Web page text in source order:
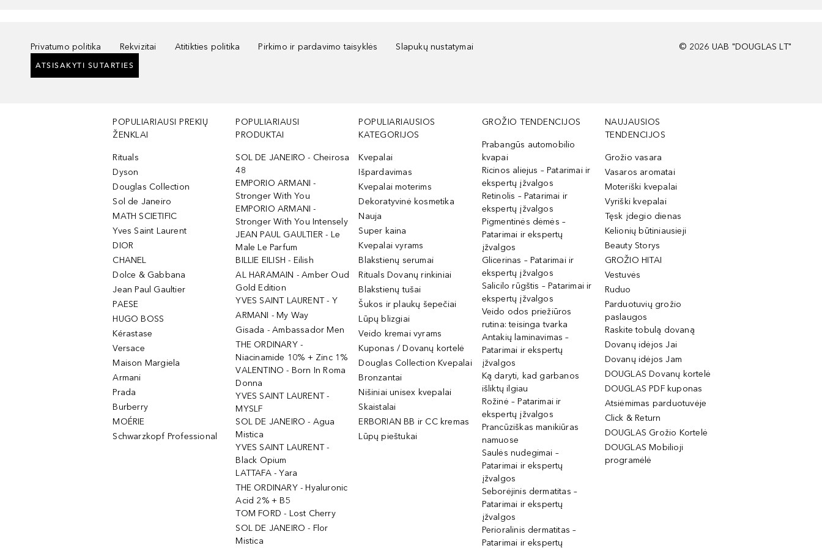
Privatumo politika Rekvizitai Atitikties politika Pirkimo ir pardavimo taisyklės Slapukų nustatymai
ATSISAKYTI SUTARTIES
© 2026 UAB "DOUGLAS LT"
POPULIARIAUSI PREKIŲ
ŽENKLAI
Rituals
Dyson
Douglas Collection
Sol de Janeiro
MATH SCIETIFIC
Yves Saint Laurent
DIOR
CHANEL
Dolce & Gabbana
Jean Paul Gaultier
PAESE
HUGO BOSS
Kérastase
Versace
Maison Margiela
Armani
Prada
Burberry
MOÉRIE
Schwarzkopf Professional
POPULIARIAUSI
PRODUKTAI
SOL DE JANEIRO - Cheirosa
48
EMPORIO ARMANI -
Stronger With You
EMPORIO ARMANI -
Stronger With You Intensely
JEAN PAUL GAULTIER - Le
Male Le Parfum
BILLIE EILISH - Eilish
AL HARAMAIN - Amber Oud
Gold Edition
YVES SAINT LAURENT - Y
ARMANI - My Way
Gisada - Ambassador Men
THE ORDINARY -
Niacinamide 10% + Zinc 1%
VALENTINO - Born In Roma
Donna
YVES SAINT LAURENT -
MYSLF
SOL DE JANEIRO - Agua
Mistica
YVES SAINT LAURENT -
Black Opium
LATTAFA - Yara
THE ORDINARY - Hyaluronic
Acid 2% + B5
TOM FORD - Lost Cherry
SOL DE JANEIRO - Flor
Mistica
POPULIARIAUSIOS
KATEGORIJOS
Kvepalai
Išpardavimas
Kvepalai moterims
Dekoratyvinė kosmetika
Nauja
Super kaina
Kvepalai vyrams
Blakstienų serumai
Rituals Dovanų rinkiniai
Blakstienų tušai
Šukos ir plaukų šepečiai
Lūpų blizgiai
Veido kremai vyrams
Kuponas / Dovanų kortelė
Douglas Collection Kvepalai
Bronzantai
Nišiniai unisex kvepalai
Skaistalai
ERBORIAN BB ir CC kremas
Lūpų pieštukai
GROŽIO TENDENCIJOS
Prabangūs automobilio
kvapai
Ricinos aliejus – Patarimai ir
ekspertų įžvalgos
Retinolis – Patarimai ir
ekspertų įžvalgos
Pigmentinės dėmės –
Patarimai ir ekspertų
įžvalgos
Glicerinas – Patarimai ir
ekspertų įžvalgos
Salicilo rūgštis – Patarimai ir
ekspertų įžvalgos
Veido odos priežiūros
rutina: teisinga tvarka
Antakių laminavimas –
Patarimai ir ekspertų
įžvalgos
Ką daryti, kad garbanos
išliktų ilgiau
Rožinė – Patarimai ir
ekspertų įžvalgos
Prancūziškas manikiūras
namuose
Saulės nudegimai –
Patarimai ir ekspertų
įžvalgos
Seborėjinis dermatitas –
Patarimai ir ekspertų
įžvalgos
Perioralinis dermatitas –
Patarimai ir ekspertų
NAUJAUSIOS
TENDENCIJOS
Grožio vasara
Vasaros aromatai
Moteriški kvepalai
Vyriški kvepalai
Tęsk įdegio dienas
Kelionių būtiniausieji
Beauty Storys
GROŽIO HITAI
Vestuvės
Ruduo
Parduotuvių grožio
paslaugos
Raskite tobulą dovaną
Dovanų idėjos Jai
Dovanų idėjos Jam
DOUGLAS Dovanų kortelė
DOUGLAS PDF kuponas
Atsiėmimas parduotuvėje
Click & Return
DOUGLAS Grožio Kortelė
DOUGLAS Mobilioji
programėlė